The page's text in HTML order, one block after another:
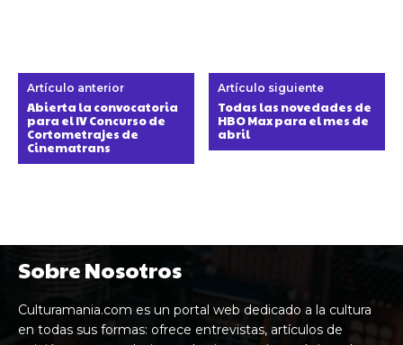
Artículo anterior
Abierta la convocatoria
para el IV Concurso de
Cortometrajes de
Cinematrans
Artículo siguiente
Todas las novedades de
HBO Max para el mes de
abril
Sobre Nosotros
Culturamania.com es un portal web dedicado a la cultura
en todas sus formas: ofrece entrevistas, artículos de